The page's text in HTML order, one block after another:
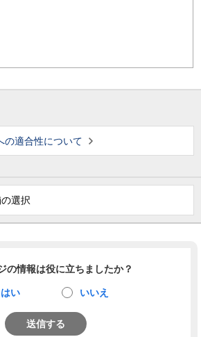
の適合性について
選択
の情報は役に立ちましたか？
はい いいえ
送信する